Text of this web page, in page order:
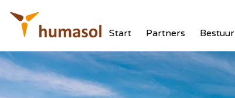
Start Partners Bestuur